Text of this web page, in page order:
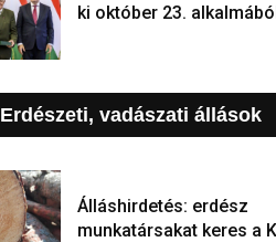
ki október 23.
Erdészeti, vadászati állások
Álláshirdetés: erdész
munkatársakat keres a